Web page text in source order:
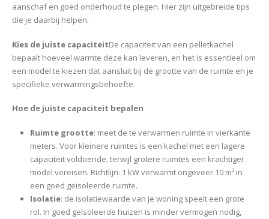
aanschaf en goed onderhoud te plegen. Hier zijn uitgebreide tips
die je daarbij helpen.
Kies de juiste capaciteitDe capaciteit van een pelletkachel
bepaalt hoeveel warmte deze kan leveren, en het is essentieel om
een model te kiezen dat aansluit bij de grootte van de ruimte en je
specifieke verwarmingsbehoefte.
Hoe de juiste capaciteit bepalen
Ruimte grootte: meet de te verwarmen ruimte in vierkante
meters. Voor kleinere ruimtes is een kachel met een lagere
capaciteit voldoende, terwijl grotere ruimtes een krachtiger
model vereisen. Richtlijn: 1 kW verwarmt ongeveer 10 m² in
een goed geïsoleerde ruimte.
Isolatie: de isolatiewaarde van je woning speelt een grote
rol. In goed geïsoleerde huizen is minder vermogen nodig,